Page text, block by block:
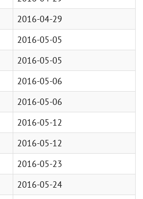
2016-04-29
2016-05-05
2016-05-05
2016-05-06
2016-05-06
2016-05-12
2016-05-12
2016-05-23
2016-05-24